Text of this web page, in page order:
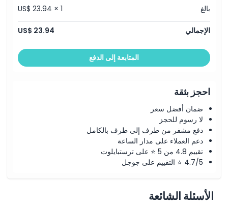
بالغ
US$ 23.94 × 1
الإجمالي US$ 23.94
المتابعة إلى الدفع
احجز بثقة
ضمان أفضل سعر
لا رسوم للحجز
دفع مشفر من طرف إلى طرف بالكامل
دعم العملاء على مدار الساعة
تقييم 4.8 من 5 ⭐ على ترستبايلوت
4.7/5 ⭐ التقييم على جوجل
الأسئلة الشائعة